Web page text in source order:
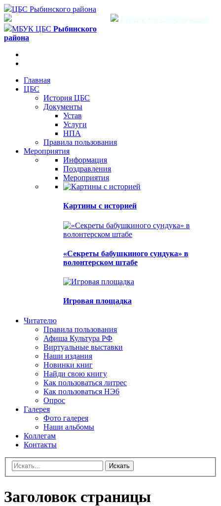
ЦБС Рыбинского района
Версия для слабовидящих
МБУК ЦБС Рыбинского
района
Главная
ЦБС
История ЦБС
Документы
Устав
Услуги
НПА
Правила пользования
Мероприятия
Информация
Поздравления
Мероприятия
Картины с историей
«Секреты бабушкиного сундука» в
волонтерском штабе
Игровая площадка
Читателю
Правила пользования
Афиша Культура РФ
Виртуальные выставки
Наши издания
Новинки книг
Найди свою книгу
Как пользоваться литрес
Как пользоваться НЭ6
Опрос
Галерея
Фото галерея
Наши альбомы
Коллегам
Контакты
Искать
Заголовок страницы